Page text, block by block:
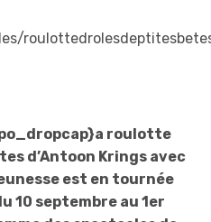
roulotte
d’Antoon Krings avec
est en tournée
10 septembre au 1er